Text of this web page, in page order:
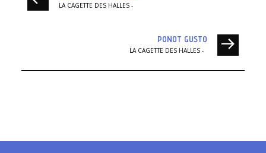
LA CAGETTE DES HALLES
PONOT GUSTO
LA CAGETTE DES HALLES